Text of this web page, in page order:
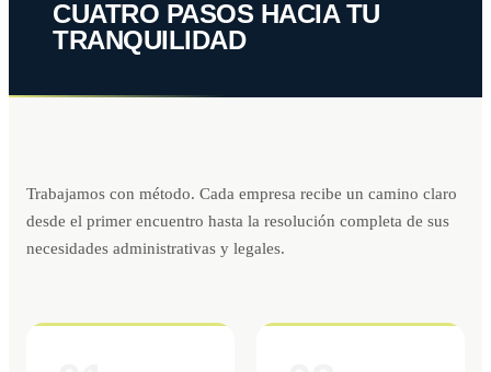
CUATRO PASOS HACIA TU
TRANQUILIDAD
Trabajamos con método. Cada empresa recibe un camino claro
desde el primer encuentro hasta la resolución completa de sus
necesidades administrativas y legales.